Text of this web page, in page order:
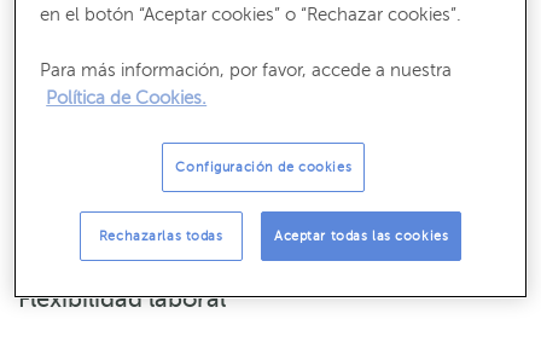
Recibe nuestros contenidos más útiles
Consejos, claves y ¡todo lo que debes saber para gestionar tus finanzas!
SUSCRÍBETE
Flexibilidad laboral
en el botón “Aceptar cookies” o “Rechazar cookies”.
Para más información, por favor, accede a nuestra
Política de Cookies.
Configuración de cookies
Rechazarlas todas Aceptar todas las cookies